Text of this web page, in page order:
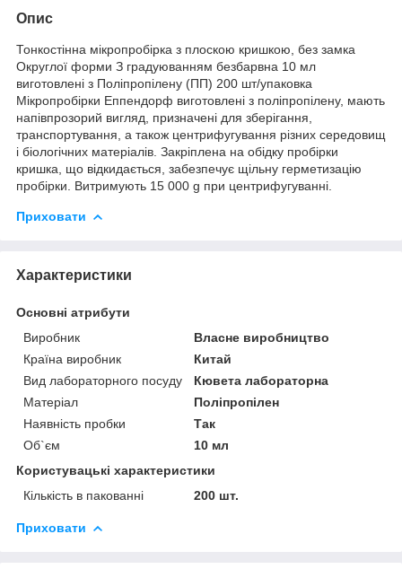
Опис
Тонкостінна мікропробірка з плоскою кришкою, без замка
Округлої форми З градуюванням безбарвна 10 мл
виготовлені з Поліпропілену (ПП) 200 шт/упаковка
Мікропробірки Еппендорф виготовлені з поліпропілену, мають
напівпрозорий вигляд, призначені для зберігання,
транспортування, а також центрифугування різних середовищ
і біологічних матеріалів. Закріплена на обідку пробірки
кришка, що відкидається, забезпечує щільну герметизацію
пробірки. Витримують 15 000 g при центрифугуванні.
Приховати
Характеристики
Основні атрибути
Виробник
Власне виробництво
Країна виробник
Китай
Вид лабораторного посуду
Кювета лабораторна
Матеріал
Поліпропілен
Наявність пробки
Так
Об`єм
10 мл
Користувацькі характеристики
Кількість в пакованні
200 шт.
Приховати